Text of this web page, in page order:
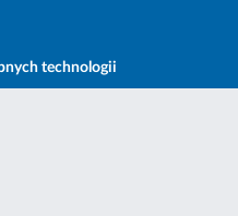
technologii